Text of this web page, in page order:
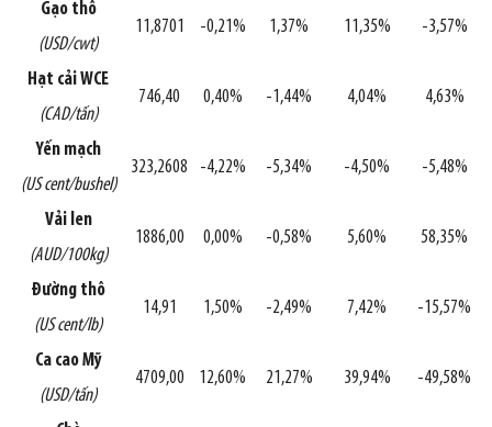
Gạo thô
(USD/cwt)
11,8701 -0,21% 1,37% 11,35% -3,57%
Hạt cải WCE
(CAD/tấn)
746,40 0,40% -1,44% 4,04% 4,63%
Yến mạch
(US cent/bushel)
323,2608 -4,22% -5,34% -4,50% -5,48%
Vải len
(AUD/100kg)
1886,00 0,00% -0,58% 5,60% 58,35%
Đường thô
(US cent/lb)
14,91 1,50% -2,49% 7,42% -15,57%
Ca cao Mỹ
(USD/tấn)
4709,00 12,60% 21,27% 39,94% -49,58%